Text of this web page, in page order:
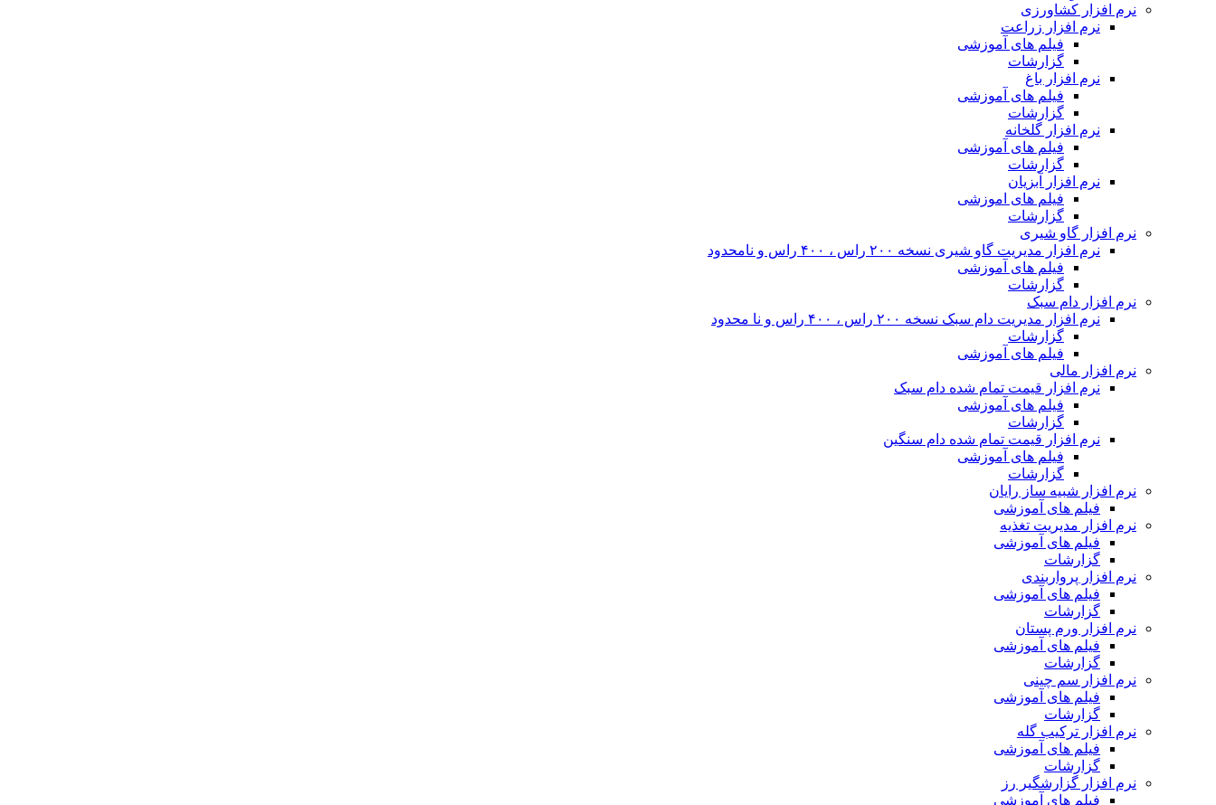
نرم افزار کشاورزی
نرم افزار زراعت
فیلم های آموزشی
گزارشات
نرم افزار باغ
فیلم های آموزشی
گزارشات
نرم افزار گلخانه
فیلم های آموزشی
گزارشات
نرم افزار آبزیان
فیلم های اموزشی
گزارشات
نرم افزار گاو شیری
نرم افزار مدیریت گاو شیری نسخه ۲۰۰ راس ، ۴۰۰ راس و نامحدود
فیلم های آموزشی
گزارشات
نرم افزار دام سبک
نرم افزار مدیریت دام سبک نسخه ۲۰۰ راس ، ۴۰۰ راس و نا محدود
گزارشات
فیلم های آموزشی
نرم افزار مالی
نرم افزار قیمت تمام شده دام سبک
فیلم های آموزشی
گزارشات
نرم افزار قیمت تمام شده دام سنگین
فیلم های آموزشی
گزارشات
نرم افزار شبیه ساز رایان
فیلم های آموزشی
نرم افزار مدیریت تغذیه
فیلم های آموزشی
گزارشات
نرم افزار پرواربندی
فیلم های آموزشی
گزارشات
نرم افزار ورم پستان
فیلم های آموزشی
گزارشات
نرم افزار سم چینی
فیلم های آموزشی
گزارشات
نرم افزار ترکیب گله
فیلم های آموزشی
گزارشات
نرم افزار گزارشگیر رز
فیلم های آموزشی